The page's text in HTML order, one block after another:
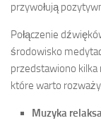
przywołują
Połączenie
środowisko
przedstawiono kilka
które warto
Muzyka